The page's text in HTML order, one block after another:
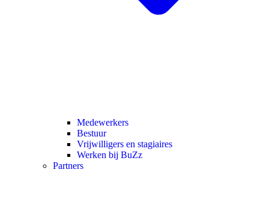
Medewerkers
Bestuur
Vrijwilligers en stagiaires
Werken bij BuZz
Partners